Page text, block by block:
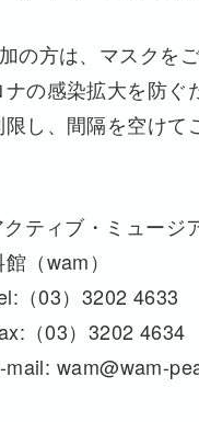
の方は、マスクを
の感染拡大を防ぐ
し、間隔を空けて
ティブ・ミュージ
（wam）
（03）3202 4633
）3202 4634